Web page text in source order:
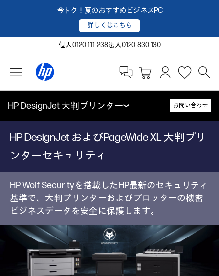
今トク！夏のおすすめビジネスPC
詳しくはこちら
個人0120-111-238法人0120-830-130
HP DesignJet 大判プリンター お問い合わせ
HP DesignJet およびPageWide XL 大判プリ
ンターセキュリティ
HP Wolf Securityを搭載したHP最新のセキュリティ
基準で、大判プリンターおよびプロッターの機密
ビジネスデータを安全に保護します。